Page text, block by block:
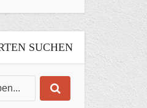
SUCHEN